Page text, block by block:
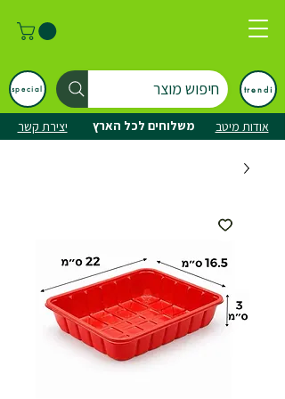
אודות מיטב יצירת קשר משלוחים לכל הארץ
trendi חיפוש מוצר special